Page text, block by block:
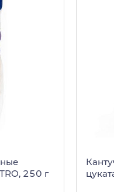
250 г